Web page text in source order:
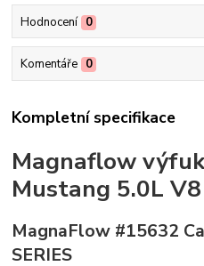
Hodnocení 0
Komentáře 0
Kompletní specifikace
Magnaflow
Mustang 5.0L
MagnaFlow #15632
SERIES